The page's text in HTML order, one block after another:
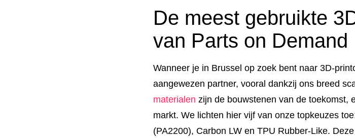
De meest gebruikte
van Parts on Demand
Wanneer je in Brussel op zoek bent naar 3D-
aangewezen partner, vooral dankzij ons breed
materialen zijn de bouwstenen van de toekomst,
markt. We lichten hier vijf van onze topkeuzes
(PA2200), Carbon LW en TPU Rubber-Like.